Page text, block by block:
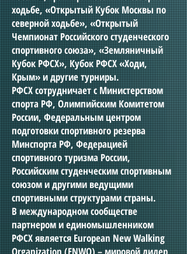
ходьбе, «Открытый Кубок Москвы по
северной ходьбе», «Открытый
Чемпионат Российского студенческого
спортивного союза», «Земляничный
Кубок РФСХ», Кубок РФСХ «Ходи,
Крым» и другие турниры.
РФСХ сотрудничает с Министерством
спорта РФ, Олимпийским Комитетом
России, Федеральным центром
подготовки спортивного резерва
Минспорта РФ, Федерацией
спортивного туризма России,
Российским студенческим спортивным
союзом и другими ведущими
спортивными структурами страны.
В международном сообществе
партнером и единомышленником
РФСХ является European New Walking